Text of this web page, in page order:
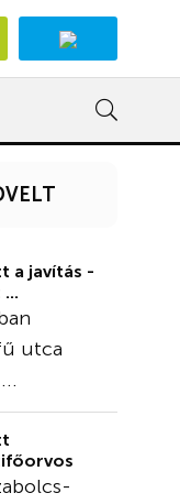
a javítás -
utca